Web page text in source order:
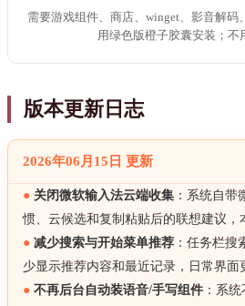
需要游戏组件、商店、winget、影音解码
用绿色版橙子胶囊安装；不
版本更新日志
2026年06月15日 更新
● 关闭微软输入法云端收集 ：系统自带
惯、云候选和复制粘贴后的联想建议，
● 减少搜索与开始菜单推荐 ：任务栏搜
少显示推荐内容和最近记录，日常界面
● 不再后台自动装语音/手写组件 ：系